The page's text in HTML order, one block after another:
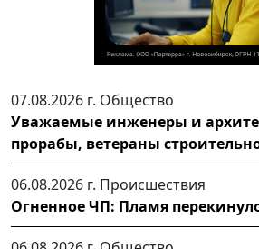
07.08.2026 г. Общество
Уважаемые инженеры и
прорабы, ветераны
06.08.2026 г. Происшествия
Огненное ЧП: Пламя